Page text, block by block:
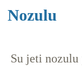
Nozulu
Su jeti